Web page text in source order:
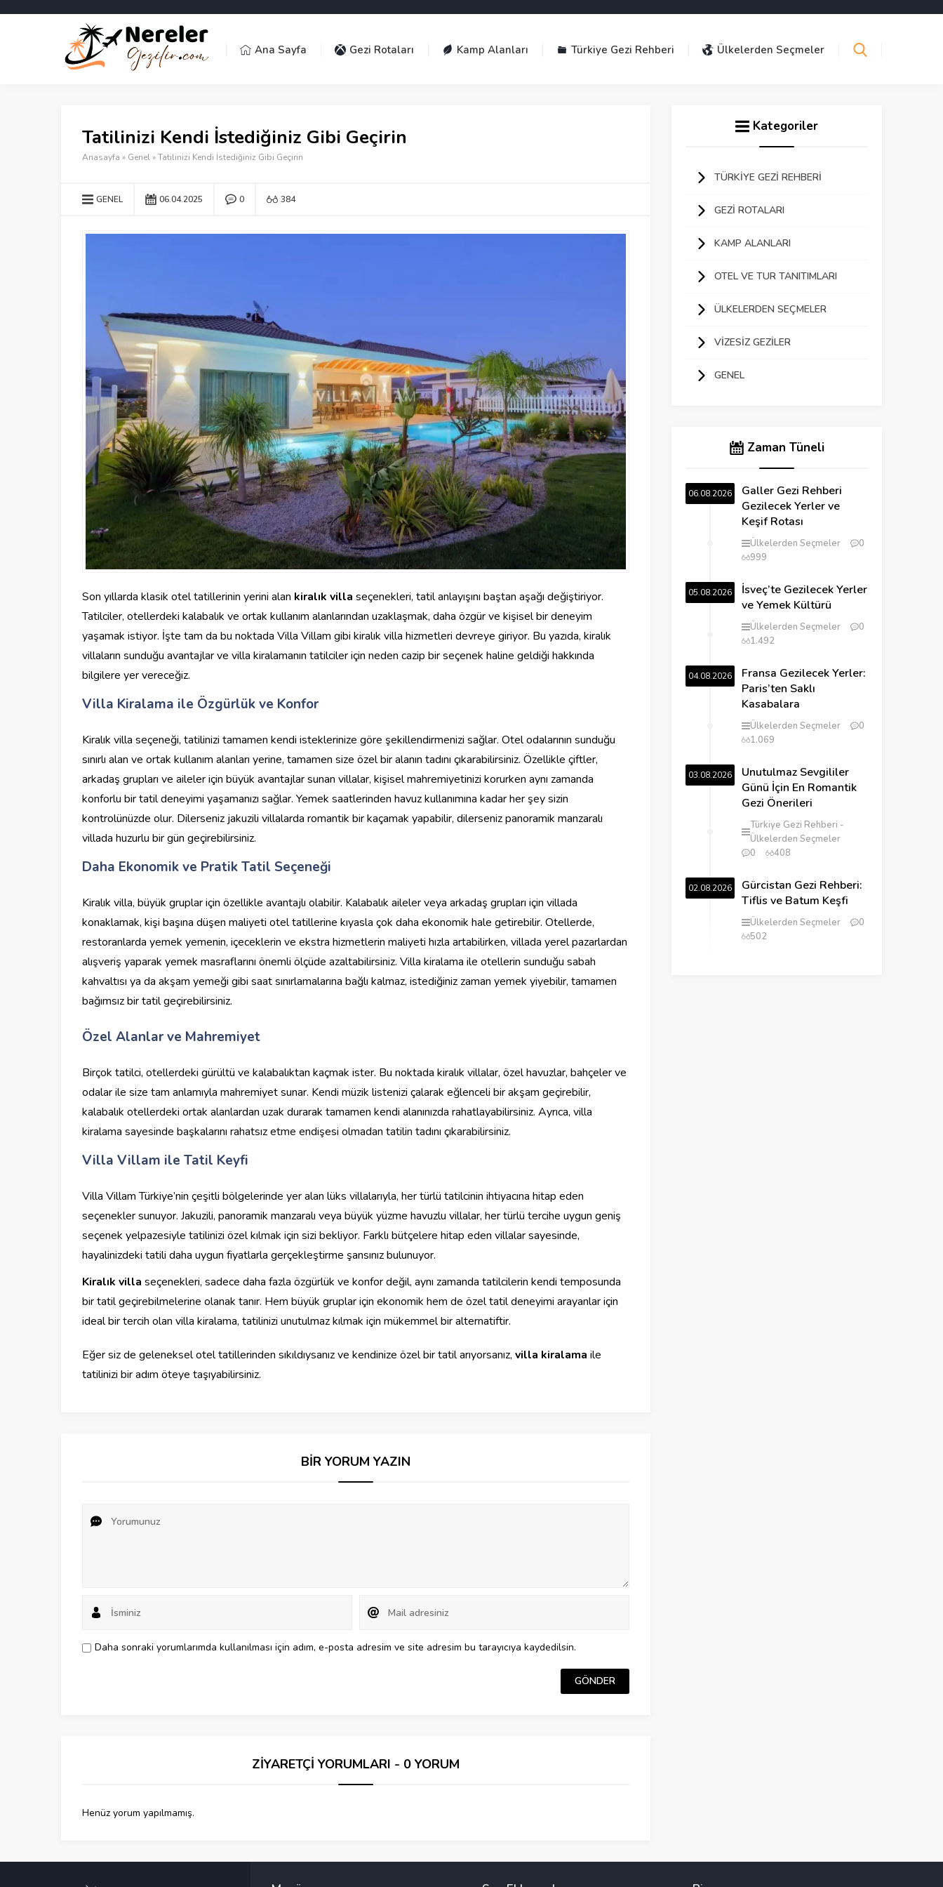
Ana Sayfa Gezi Rotaları Kamp Alanları Türkiye Gezi Rehberi Ülkelerden Seçmeler
Tatilinizi Kendi İstediğiniz Gibi Geçirin
Anasayfa » Genel»Tatilinizi Kendi İstediğiniz Gibi Geçirin
GENEL 06.04.2025 0 384
Son yıllarda klasik otel tatillerinin yerini alan kiralık villa seçenekleri, tatil anlayışını baştan aşağı değiştiriyor.
Tatilciler, otellerdeki kalabalık ve ortak kullanım alanlarından uzaklaşmak, daha özgür ve kişisel bir deneyim
yaşamak istiyor. İşte tam da bu noktada Villa Villam gibi kiralık villa hizmetleri devreye giriyor. Bu yazıda, kiralık
villaların sunduğu avantajlar ve villa kiralamanın tatilciler için neden cazip bir seçenek haline geldiği hakkında
bilgilere yer vereceğiz.
Villa Kiralama ile Özgürlük ve Konfor
Kiralık villa seçeneği, tatilinizi tamamen kendi isteklerinize göre şekillendirmenizi sağlar. Otel odalarının sunduğu
sınırlı alan ve ortak kullanım alanları yerine, tamamen size özel bir alanın tadını çıkarabilirsiniz. Özellikle çiftler,
arkadaş grupları ve aileler için büyük avantajlar sunan villalar, kişisel mahremiyetinizi korurken aynı zamanda
konforlu bir tatil deneyimi yaşamanızı sağlar. Yemek saatlerinden havuz kullanımına kadar her şey sizin
kontrolünüzde olur. Dilerseniz jakuzili villalarda romantik bir kaçamak yapabilir, dilerseniz panoramik manzaralı
villada huzurlu bir gün geçirebilirsiniz.
Daha Ekonomik ve Pratik Tatil Seçeneği
Kiralık villa, büyük gruplar için özellikle avantajlı olabilir. Kalabalık aileler veya arkadaş grupları için villada
konaklamak, kişi başına düşen maliyeti otel tatillerine kıyasla çok daha ekonomik hale getirebilir. Otellerde,
restoranlarda yemek yemenin, içeceklerin ve ekstra hizmetlerin maliyeti hızla artabilirken, villada yerel pazarlardan
alışveriş yaparak yemek masraflarını önemli ölçüde azaltabilirsiniz. Villa kiralama ile otellerin sunduğu sabah
kahvaltısı ya da akşam yemeği gibi saat sınırlamalarına bağlı kalmaz, istediğiniz zaman yemek yiyebilir, tamamen
bağımsız bir tatil geçirebilirsiniz.
Özel Alanlar ve Mahremiyet
Birçok tatilci, otellerdeki gürültü ve kalabalıktan kaçmak ister. Bu noktada kiralık villalar, özel havuzlar, bahçeler ve
odalar ile size tam anlamıyla mahremiyet sunar. Kendi müzik listenizi çalarak eğlenceli bir akşam geçirebilir,
kalabalık otellerdeki ortak alanlardan uzak durarak tamamen kendi alanınızda rahatlayabilirsiniz. Ayrıca, villa
kiralama sayesinde başkalarını rahatsız etme endişesi olmadan tatilin tadını çıkarabilirsiniz.
Villa Villam ile Tatil Keyfi
Villa Villam Türkiye’nin çeşitli bölgelerinde yer alan lüks villalarıyla, her türlü tatilcinin ihtiyacına hitap eden
seçenekler sunuyor. Jakuzili, panoramik manzaralı veya büyük yüzme havuzlu villalar, her türlü tercihe uygun geniş
seçenek yelpazesiyle tatilinizi özel kılmak için sizi bekliyor. Farklı bütçelere hitap eden villalar sayesinde,
hayalinizdeki tatili daha uygun fiyatlarla gerçekleştirme şansınız bulunuyor.
Kiralık villa seçenekleri, sadece daha fazla özgürlük ve konfor değil, aynı zamanda tatilcilerin kendi temposunda
bir tatil geçirebilmelerine olanak tanır. Hem büyük gruplar için ekonomik hem de özel tatil deneyimi arayanlar için
ideal bir tercih olan villa kiralama, tatilinizi unutulmaz kılmak için mükemmel bir alternatiftir.
Eğer siz de geleneksel otel tatillerinden sıkıldıysanız ve kendinize özel bir tatil arıyorsanız, villa kiralama ile
tatilinizi bir adım öteye taşıyabilirsiniz.
BİR YORUM YAZIN
Daha sonraki yorumlarımda kullanılması için adım, e-posta adresim ve site adresim bu tarayıcıya kaydedilsin.
ZİYARETÇİ YORUMLARI - 0 YORUM
Henüz yorum yapılmamış.
Kategoriler
TÜRKIYE GEZI REHBERI
GEZI ROTALARI
KAMP ALANLARI
OTEL VE TUR TANITIMLARI
ÜLKELERDEN SEÇMELER
VIZESIZ GEZILER
GENEL
Zaman Tüneli
06.08.2026
Galler Gezi Rehberi
Gezilecek Yerler ve
Keşif Rotası
Ülkelerden Seçmeler
0
999
05.08.2026
İsveç’te Gezilecek Yerler
ve Yemek Kültürü
Ülkelerden Seçmeler
0
1.492
04.08.2026
Fransa Gezilecek Yerler:
Paris’ten Saklı
Kasabalara
Ülkelerden Seçmeler
0
1.069
03.08.2026
Unutulmaz Sevgililer
Günü İçin En Romantik
Gezi Önerileri
Türkiye Gezi Rehberi
Ülkelerden Seçmeler
0
408
02.08.2026
Gürcistan Gezi Rehberi:
Tiflis ve Batum Keşfi
Ülkelerden Seçmeler
0
502